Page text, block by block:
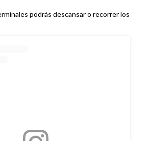
podrás descansar o recorrer los